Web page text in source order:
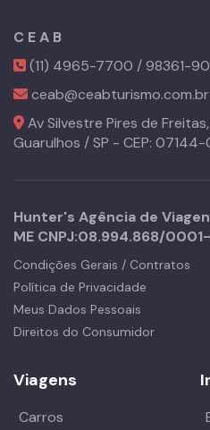
C E A B
(11) 4965-7700 / 98361-
ceab@ceabturismo.com.br
Av Silvestre Pires de
Guarulhos /SP - CEP:
Hunter's Agência de
ME CNPJ:08.994.868/
Condições Gerais / Contratos
Política de Privacidade
Meus Dados Pessoais
Direitos do Consumidor
Viagens
Carros